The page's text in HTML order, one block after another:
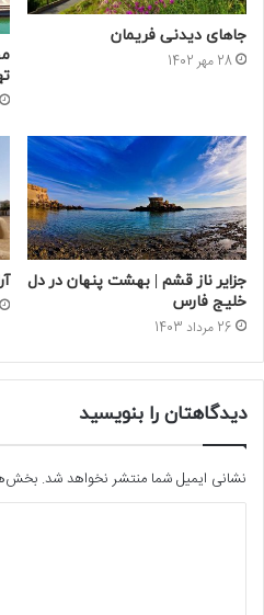
جاهای دیدنی فریمان
28 مهر 1402
جزایر ناز قشم | بهشت پنهان در دل
خلیج فارس
26 مرداد 1403
دیدگاهتان را بنویسید
نشانی ایمیل شما منتشر نخواهد شد.